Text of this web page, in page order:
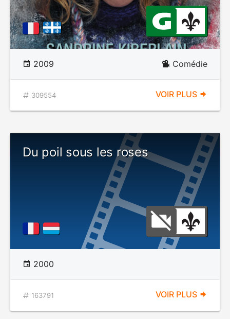
2009 Comédie
309554 VOIR PLUS
Du poil sous les roses
2000
163791 VOIR PLUS